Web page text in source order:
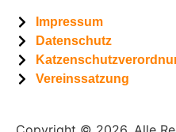
Impressum
Datenschutz
Vereinssatzung